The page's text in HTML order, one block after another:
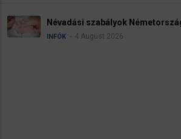
Névadási szabályok
INFÓK 4 August 2026